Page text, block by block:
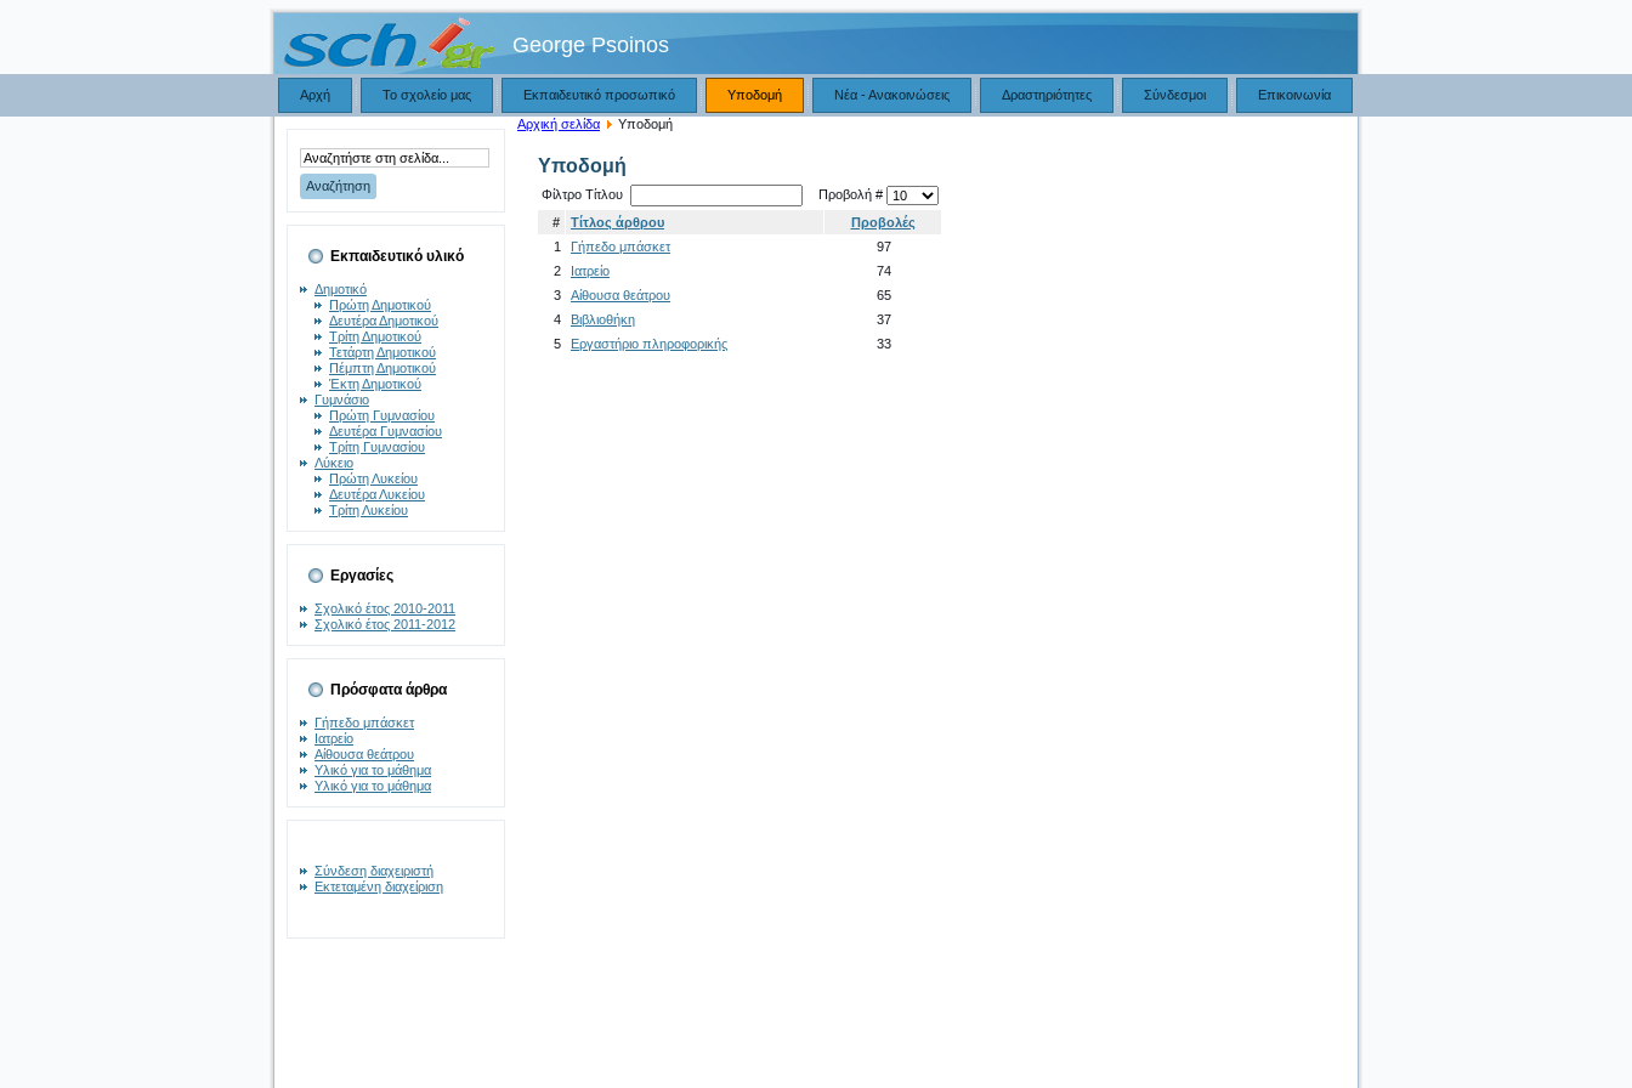
George Psoinos
Αρχή Το σχολείο μας Εκπαιδευτικό προσωπικό Υποδομή Νέα - Ανακοινώσεις Δραστηριότητες Σύνδεσμοι Επικοινωνία
Εκπαιδευτικό υλικό
Δημοτικό
Πρώτη Δημοτικού
Δευτέρα Δημοτικού
Τρίτη Δημοτικού
Τετάρτη Δημοτικού
Πέμπτη Δημοτικού
Έκτη Δημοτικού
Γυμνάσιο
Πρώτη Γυμνασίου
Δευτέρα Γυμνασίου
Τρίτη Γυμνασίου
Λύκειο
Πρώτη Λυκείου
Δευτέρα Λυκείου
Τρίτη Λυκείου
Εργασίες
Σχολικό έτος 2010-2011
Σχολικό έτος 2011-2012
Πρόσφατα άρθρα
Γήπεδο μπάσκετ
Ιατρείο
Αίθουσα θεάτρου
Υλικό για το μάθημα
Υλικό για το μάθημα
Σύνδεση διαχειριστή
Εκτεταμένη διαχείριση
Αρχική σελίδα Υποδομή
Υποδομή
Φίλτρο Τίτλου
Προβολή #
#
Τίτλος άρθρου
Προβολές
1
Γήπεδο μπάσκετ
97
2
Ιατρείο
74
3
Αίθουσα θεάτρου
65
4
Βιβλιοθήκη
37
5
Εργαστήριο πληροφορικής 33